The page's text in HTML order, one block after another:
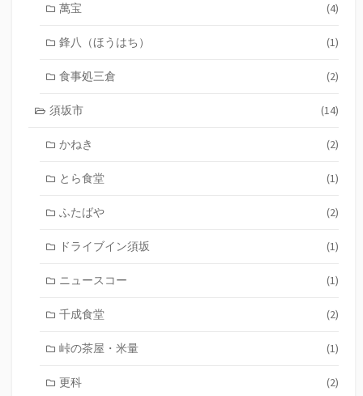
萬宝 (4)
鋒八（ほうはち） (1)
食事処三倉 (2)
須坂市 (14)
かねき (2)
とら食堂 (1)
ふたばや (2)
ドライブイン須坂 (1)
ニュースコー (1)
千成食堂 (2)
峠の茶屋・米量 (1)
更科 (2)